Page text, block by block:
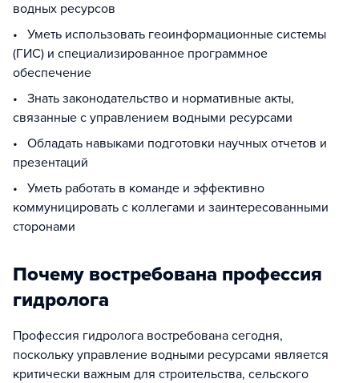
водных ресурсов
• Уметь использовать геоинформационные системы
(ГИС) и специализированное программное
обеспечение
• Знать законодательство и нормативные акты,
связанные с управлением водными ресурсами
• Обладать навыками подготовки научных отчетов и
презентаций
• Уметь работать в команде и эффективно
коммуницировать с коллегами и заинтересованными
сторонами
Почему востребована профессия
гидролога
Профессия гидролога востребована сегодня,
поскольку управление водными ресурсами является
критически важным для строительства, сельского